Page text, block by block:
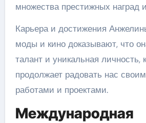
множества престижных наград
Карьера и достижения
моды и кино доказывают, что
талант и уникальная личность,
продолжает радовать нас
работами и проектами.
Международная